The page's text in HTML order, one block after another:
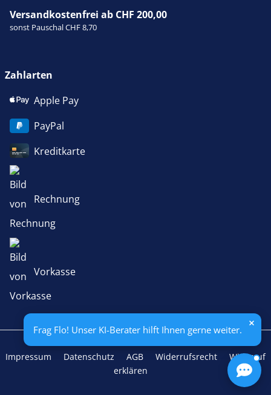
Frag Flo! Unser KI-Berater hilft Ihnen gerne weiter.
Versandkostenfrei ab CHF 200,00
sonst Pauschal CHF 8,70
Zahlarten
Apple Pay
PayPal
Kreditkarte
Rechnung
Vorkasse
Impressum Datenschutz AGB Widerrufsrecht
Widerruf
erklären